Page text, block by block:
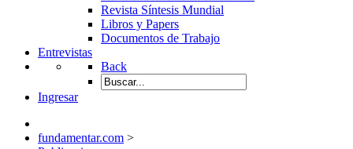
Revista Síntesis Mundial
Libros y Papers
Documentos de Trabajo
Entrevistas
Back
Ingresar
fundamentar.com >